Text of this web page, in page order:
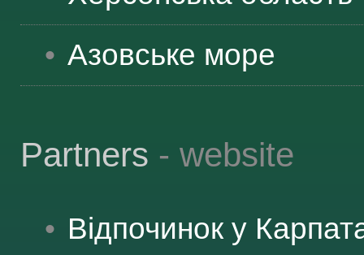
Азовське море
Partners - website
Відпочинок у